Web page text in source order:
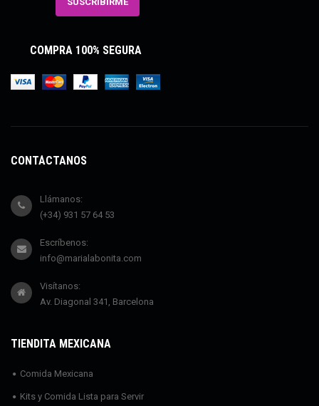
COMPRA 100% SEGURA
CONTÁCTANOS
Llámanos:
(+34) 931 57 64 53
Escríbenos:
info@marialabonita.com
Visítanos:
Av. Diagonal 341, Barcelona
TIENDITA MEXICANA
Comida Mexicana
Kits y Comida Lista para Servir